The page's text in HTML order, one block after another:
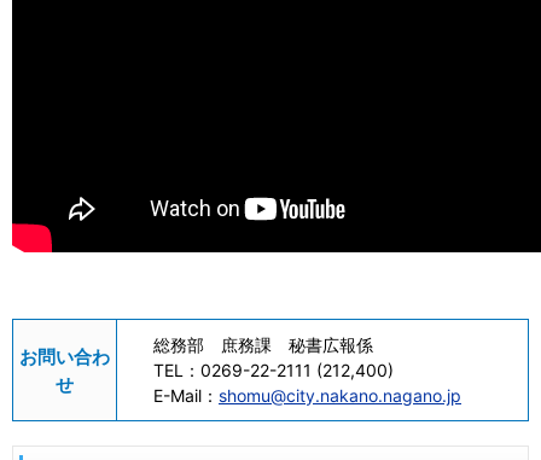
お問い合わ
せ
総務部 庶務課 秘書広報係
TEL： 0269-22-2111 (212,400)
E-Mail： shomu@city.nakano.nagano.jp